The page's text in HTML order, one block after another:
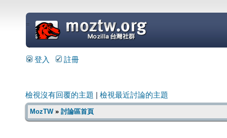
=
登入 註冊
檢視沒有回覆的主題 檢視最近討論的主題
MozTW» 討論區首頁